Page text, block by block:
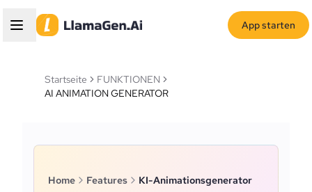
App starten
Startseite
FUNKTIONEN
AI ANIMATION GENERATOR
Home Features KI-Animationsgenerator